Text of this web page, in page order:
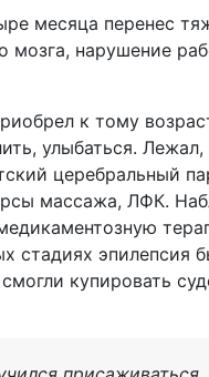
месяца перенес
мозга, нарушение
к тому
улыбаться.
церебральный
массажа, ЛФК.
стадиях
купировать